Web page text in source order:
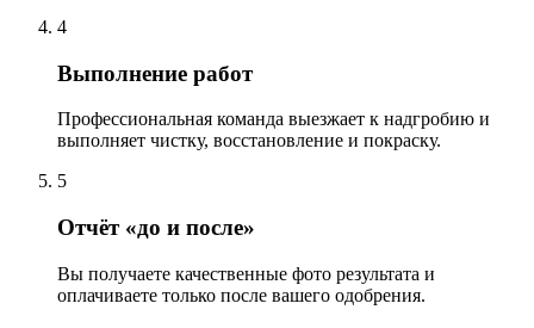
4
Выполнение работ
Профессиональная команда выезжает к надгробию и
выполняет чистку, восстановление и покраску.
5
Отчёт «до и после»
Вы получаете качественные фото результата и
оплачиваете только после вашего одобрения.